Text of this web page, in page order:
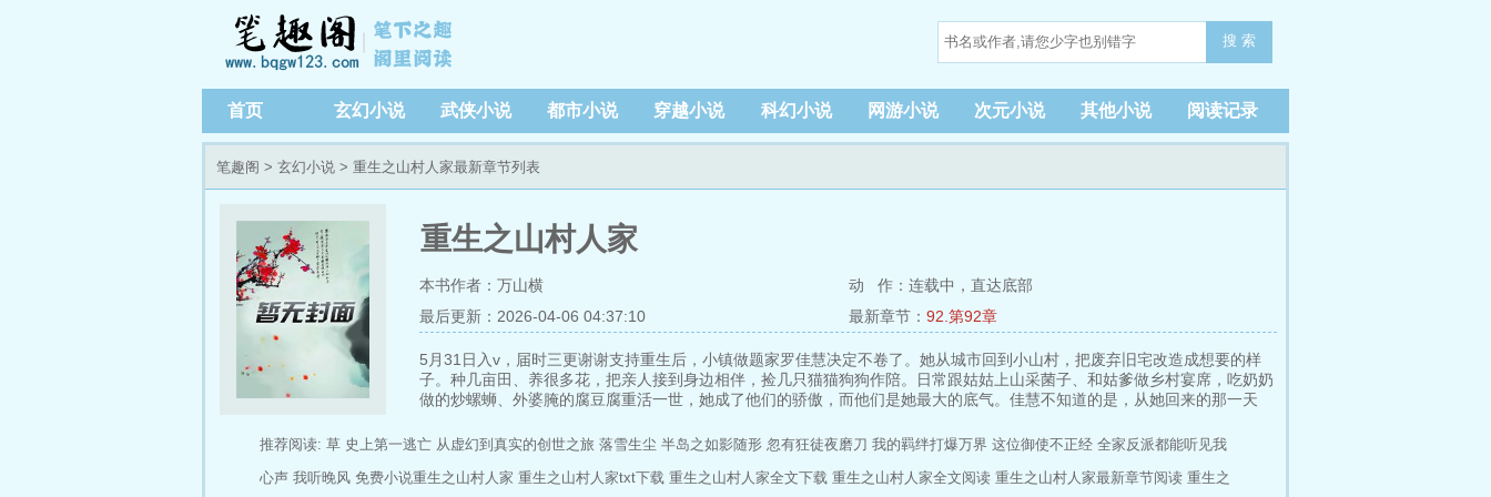
搜 索
首页 玄幻小说 武侠小说 都市小说 穿越小说 科幻小说 网游小说 次元小说 其他小说 阅读记录
笔趣阁 > 玄幻小说 > 重生之山村人家最新章节列表
重生之山村人家
本书作者：万山横 动 作：连载中， 直达底部
最后更新：2026-04-06 04:37:10
最新章节： 92.第92章
5月31日入v，届时三更谢谢支持重生后，小镇做题家罗佳慧决定不卷了。她从城市回到小山村，把废弃旧宅改造成想要的样
子。种几亩田、养很多花，把亲人接到身边相伴，捡几只猫猫狗狗作陪。日常跟姑姑上山采菌子、和姑爹做乡村宴席，吃奶奶
做的炒螺蛳、外婆腌的腐豆腐重活一世，她成了他们的骄傲，而他们是她最大的底气。佳慧不知道的是，从她回来的那一天
收藏哦中医学生叶春箩正备考研究生，突然穿到修仙世界，成为某导师座下一
推荐阅读: 草 史上第一逃亡 从虚幻到真实的创世之旅 落雪生尘 半岛之如影随形 忽有狂徒夜磨刀 我的羁绊打爆万界 这位御使不正经 全家反派都能听见我
心声 我听晚风 免费小说重生之山村人家 重生之山村人家txt下载 重生之山村人家全文下载 重生之山村人家全文阅读 重生之山村人家最新章节阅读 重生之